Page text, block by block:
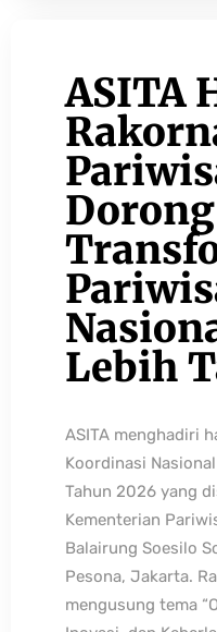
ASITA
Dorong
Lebih
ASITA menghadiri
Koordinasi
Tahun 2026 yang
Kementerian
Balairung Soesilo
Pesona, Jakarta.
mengusung tema